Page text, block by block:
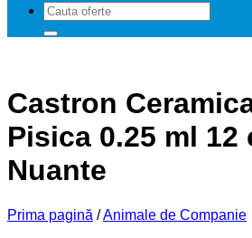
Caută
după:
Castron
Pisica 0.25 ml 12
Nuante
Prima pagină /Animale de Companie